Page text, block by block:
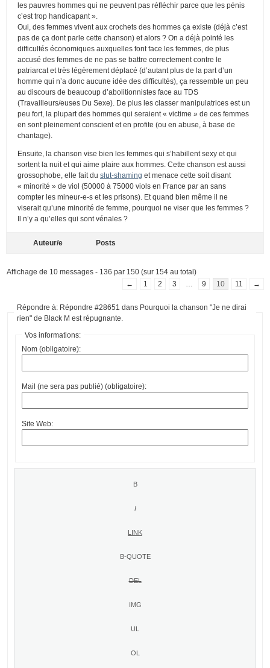
les pauvres hommes qui ne peuvent pas réfléchir parce que les pénis
c’est trop handicapant ».
Oui, des femmes vivent aux crochets des hommes ça existe (déjà c’est
pas de ça dont parle cette chanson) et alors ? On a déjà pointé les
difficultés économiques auxquelles font face les femmes, de plus
accusé des femmes de ne pas se battre correctement contre le
patriarcat et très légèrement déplacé (d’autant plus de la part d’un
homme qui n’a donc aucune idée des difficultés), ça ressemble un peu
au discours de beaucoup d’abolitionnistes face au TDS
(Travailleurs/euses Du Sexe). De plus les classer manipulatrices est un
peu fort, la plupart des hommes qui seraient « victime » de ces femmes
en sont pleinement conscient et en profite (ou en abuse, à base de
chantage).
Ensuite, la chanson vise bien les femmes qui s’habillent sexy et qui
sortent la nuit et qui aime plaire aux hommes. Cette chanson est aussi
grossophobe, elle fait du slut-shaming et menace cette soit disant
« minorité » de viol (50000 à 75000 viols en France par an sans
compter les mineur-e-s et les prisons). Et quand bien même il ne
viserait qu’une minorité de femme, pourquoi ne viser que les femmes ?
Il n’y a qu’elles qui sont vénales ?
Auteur/e Posts
Affichage de 10 messages - 136 par 150 (sur 154 au total)
←
1 2 3 9 10 11 →
Répondre à: Répondre #28651 dans Pourquoi la chanson "Je ne dirai
rien" de Black M est répugnante.
Vos informations:
Nom (obligatoire):
Mail (ne sera pas publié) (obligatoire):
Site Web: